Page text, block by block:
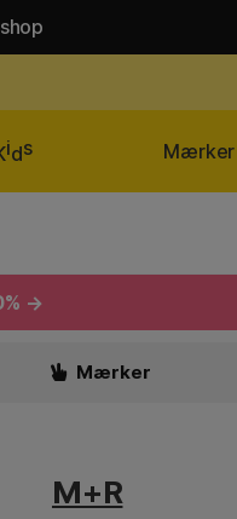
ids Mærker
→
Mærker
M+R